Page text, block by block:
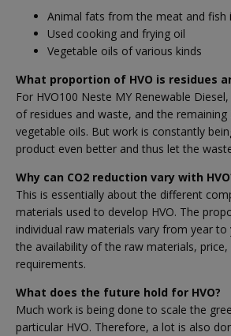
Animal fats from the meat and fish
Used cooking and frying oil
Vegetable oils of various kinds
What proportion of HVO is residues
For HVO100 Neste MY Renewable
of residues and waste, and the
vegetable oils. But work is constantly
product even better and thus let the
Why can CO2 reduction vary with
This is essentially about the different
materials used to develop HVO. The
individual raw materials vary from year to
the availability of the raw materials,
requirements.
What does the future hold for HVO?
Much work is being done to scale the
particular HVO. Therefore, a lot is also